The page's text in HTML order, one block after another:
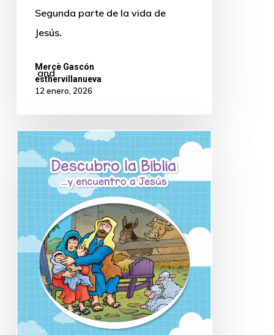
Segunda parte de la vida de
Jesús.
Mercè Gascón
and
esthervillanueva
12 enero, 2026